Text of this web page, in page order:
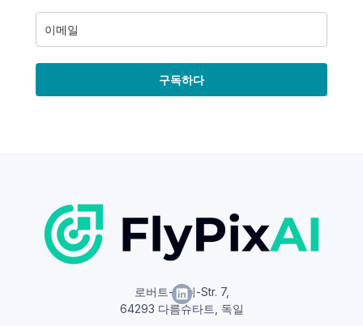
구독하다
로버트-보쉬-Str. 7,
64293 다름슈타트, 독일